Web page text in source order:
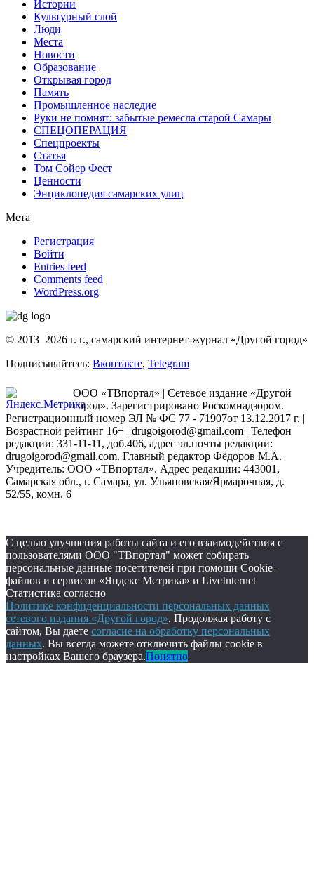
Истории
Культурный слой
Люди
Места
Новости
Образование
Открывая город
Память
Промышленное наследие
Руки не помнят: забытые ремесла старой Самары
СПЕЦОПЕРАЦИЯ
Спецпроекты
Статья
Том Сойер Фест
Ценности
Энциклопедия самарских улиц
Мета
Регистрация
Войти
Entries feed
Comments feed
WordPress.org
© 2013–2026 г. г., самарский интернет-журнал «Другой город»
Подписывайтесь: Вконтакте, Telegram
ООО «ТВпортал» | Сетевое издание «Другой
город». Зарегистрировано Роскомнадзором.
Регистрационный номер ЭЛ № ФС 77 - 71907от 13.12.2017 г. |
Возрастной рейтинг 16+ | drugoigorod@gmail.com | Телефон
редакции: 331-11-11, доб.406, адрес эл.почты редакции:
drugoigorod@gmail.com. Главный редактор Фёдоров М.А.
Учредитель: ООО «ТВпортал». Адрес редакции: 443001,
Самарская обл., г. Самара, ул. Ульяновская/Ярмарочная, д.
52/55, комн. 6
С целью улучшения работы сайта и его взаимодействия с
пользователями ООО "ТВпортал" может собирать
персональные данные посетителей при помощи Cookie-
файлов и сервисов «Яндекс Метрика» и LiveInternet
Статистика согласно
Политике конфиденциальности персональных данных
сетевого издания «Другой город». Продолжая работу с
сайтом, Вы даете согласие на обработку персональных
данных. Вы всегда можете отключить файлы cookie в
настройках Вашего браузера.Понятно